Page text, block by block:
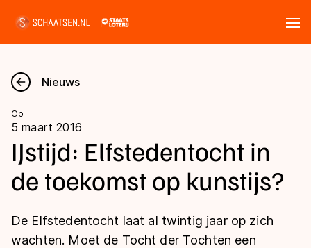
Nieuws
Kalender
Disciplines
Langebaan
Uitslagen
Nieuws
Op
5 maart 2016
IJstijd: Elfstedentocht in
de toekomst op kunstijs?
De Elfstedentocht laat al twintig jaar op zich
wachten. Moet de Tocht der Tochten een